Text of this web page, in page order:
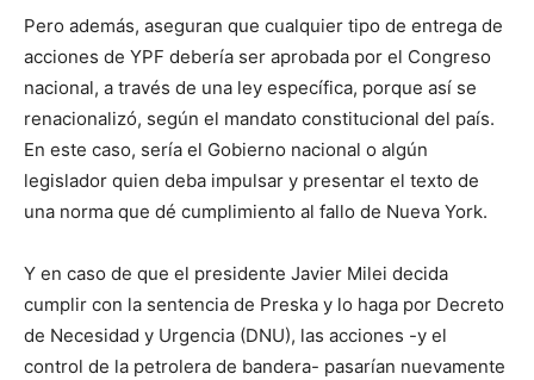
Pero además, aseguran que cualquier tipo de entrega de
acciones de YPF debería ser aprobada por el Congreso
nacional, a través de una ley específica, porque así se
renacionalizó, según el mandato constitucional del país.
En este caso, sería el Gobierno nacional o algún
legislador quien deba impulsar y presentar el texto de
una norma que dé cumplimiento al fallo de Nueva York.
Y en caso de que el presidente Javier Milei decida
cumplir con la sentencia de Preska y lo haga por Decreto
de Necesidad y Urgencia (DNU), las acciones -y el
control de la petrolera de bandera- pasarían nuevamente